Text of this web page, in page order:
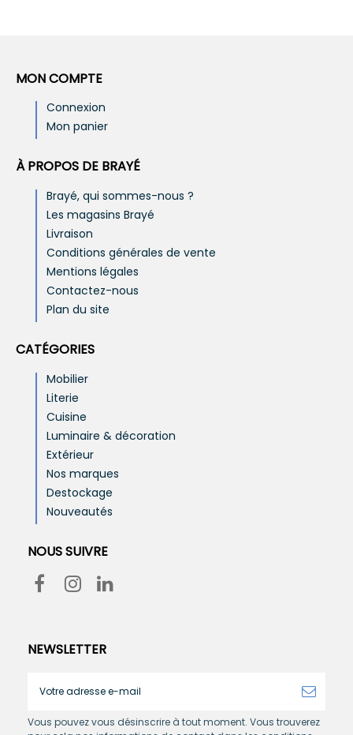
MON COMPTE
Connexion
Mon panier
À PROPOS DE BRAYÉ
Brayé, qui sommes-nous ?
Les magasins Brayé
Livraison
Conditions générales de vente
Mentions légales
Contactez-nous
Plan du site
CATÉGORIES
Mobilier
Literie
Cuisine
Luminaire & décoration
Extérieur
Nos marques
Destockage
Nouveautés
NOUS SUIVRE
NEWSLETTER
Vous pouvez vous désinscrire à tout moment. Vous trouverez